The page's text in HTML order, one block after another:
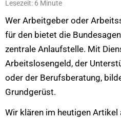
Lesezeit: 6 Minute
Wer Arbeitgeber oder
für den bietet die
zentrale Anlaufstelle. Mit
Arbeitslosengeld, der
oder der Berufsberatung,
Grundgerüst.
Wir klären im heutigen Artikel